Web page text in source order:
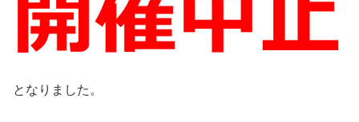
となりました。